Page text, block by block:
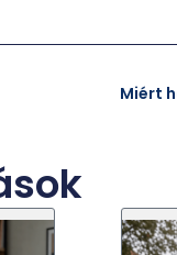
Miért